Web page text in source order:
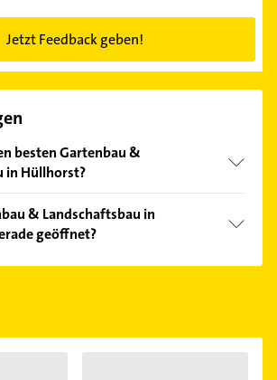
Jetzt Feedback geben!
besten Gartenbau &
in Hüllhorst?
und profitieren Sie von den
Suchergebnisse können Sie sich
sortiert anzeigen lassen.
& Landschaftsbau in
geöffnet?
finden Sie alleÖffnungszeiten.
können.